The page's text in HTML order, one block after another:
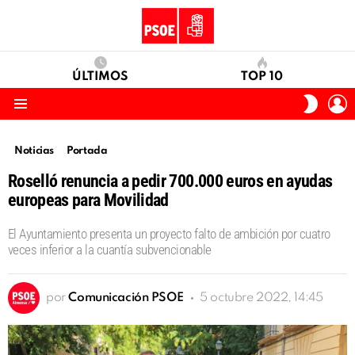
ÚLTIMOS TOP 10
SKIN
Noticias Portada
Roselló renuncia a pedir 700.000 euros en ayudas
europeas para Movilidad
El Ayuntamiento presenta un proyecto falto de ambición por cuatro
veces inferior a la cuantía subvencionable
por Comunicación PSOE 5 octubre 2022, 14:45